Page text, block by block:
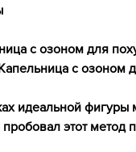
с озоном для
с озоном
идеальной фигуры
пробовал этот метод